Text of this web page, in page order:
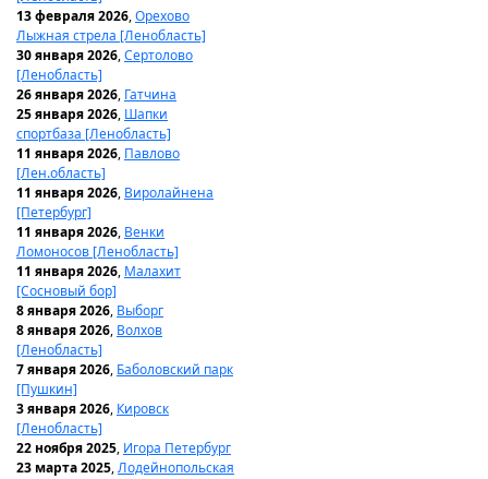
13 февраля 2026,Орехово
Лыжная стрела [Ленобласть]
30 января 2026,Сертолово
[Ленобласть]
26 января 2026, Гатчина
25 января 2026, Шапки
спортбаза [Ленобласть]
11 января 2026, Павлово
[Лен.область]
11 января 2026, Виролайнена
[Петербург]
11 января 2026, Венки
Ломоносов [Ленобласть]
11 января 2026, Малахит
[Сосновый бор]
8 января 2026, Выборг
8 января 2026, Волхов
[Ленобласть]
7 января 2026, Баболовский парк
[Пушкин]
3 января 2026, Кировск
[Ленобласть]
22 ноября 2025, Игора Петербург
23 марта 2025,Лодейнопольская